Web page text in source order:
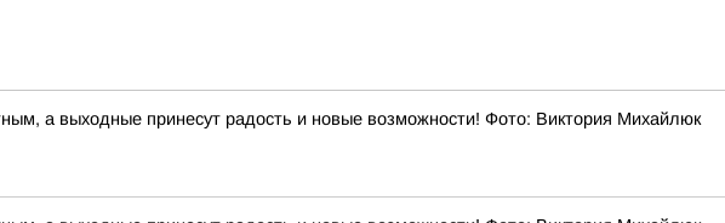
а выходные принесут радость и новые возможности! Фото: Виктория Михайлюк